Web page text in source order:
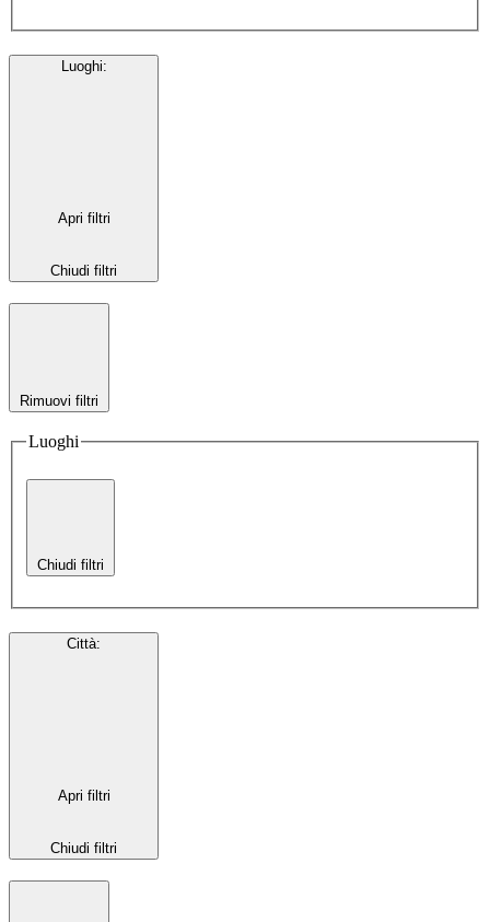
Luoghi:
Apri filtri
Chiudi filtri
Rimuovi filtri
Luoghi
Chiudi filtri
Città:
Apri filtri
Chiudi filtri